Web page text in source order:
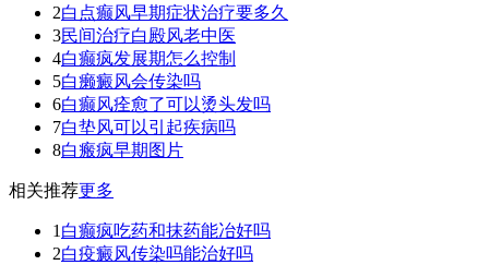
2白点癫风早期症状治疗要多久
3民间治疗白殿风老中医
4白癫疯发展期怎么控制
5白癞癜风会传染吗
6白癫风痊愈了可以烫头发吗
7白垫风可以引起疾病吗
8白瘢疯早期图片
相关推荐更多
1 白癫疯吃药和抹药能冶好吗
2白疫癜风传染吗能治好吗